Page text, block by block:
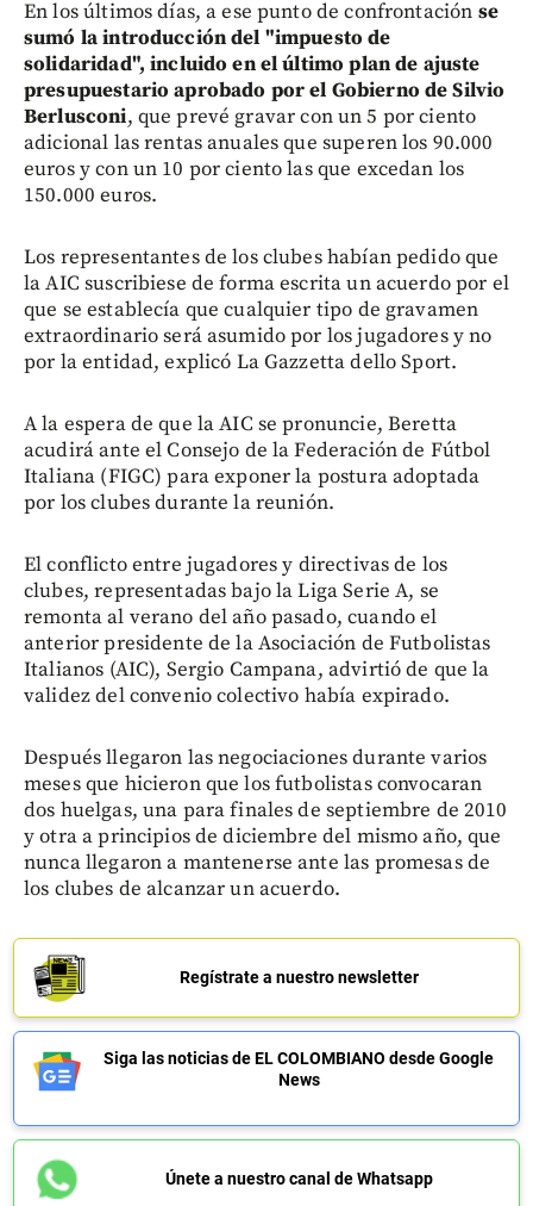
En los últimos días, a ese punto de confrontación se
sumó la introducción del "impuesto de
solidaridad", incluido en el último plan de ajuste
presupuestario aprobado por el Gobierno de Silvio
Berlusconi, que prevé gravar con un 5 por ciento
adicional las rentas anuales que superen los 90.000
euros y con un 10 por ciento las que excedan los
150.000 euros.
Los representantes de los clubes habían pedido que
la AIC suscribiese de forma escrita un acuerdo por el
que se establecía que cualquier tipo de gravamen
extraordinario será asumido por los jugadores y no
por la entidad, explicó La Gazzetta dello Sport.
A la espera de que la AIC se pronuncie, Beretta
acudirá ante el Consejo de la Federación de Fútbol
Italiana (FIGC) para exponer la postura adoptada
por los clubes durante la reunión.
El conflicto entre jugadores y directivas de los
clubes, representadas bajo la Liga Serie A, se
remonta al verano del año pasado, cuando el
anterior presidente de la Asociación de Futbolistas
Italianos (AIC), Sergio Campana, advirtió de que la
validez del convenio colectivo había expirado.
Después llegaron las negociaciones durante varios
meses que hicieron que los futbolistas convocaran
dos huelgas, una para finales de septiembre de 2010
y otra a principios de diciembre del mismo año, que
nunca llegaron a mantenerse ante las promesas de
los clubes de alcanzar un acuerdo.
Regístrate a nuestro newsletter
Siga las noticias de EL COLOMBIANO desde Google
News
Únete a nuestro canal de Whatsapp